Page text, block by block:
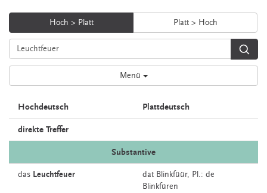
Hoch > Platt Platt > Hoch
Menü
Hochdeutsch Plattdeutsch
direkte Treffer
Substantive
das Leuchtfeuer dat Blinkfüür, Pl.: de
Blinkfüren